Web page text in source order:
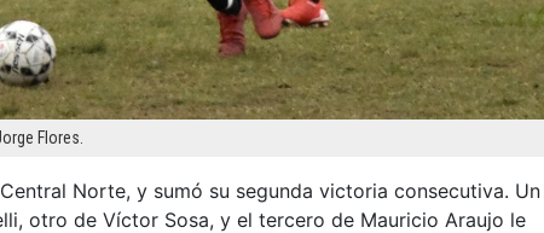
Flores.
Norte, y sumó su segunda victoria consecutiva. Un
otro de Víctor Sosa, y el tercero de Mauricio Araujo le